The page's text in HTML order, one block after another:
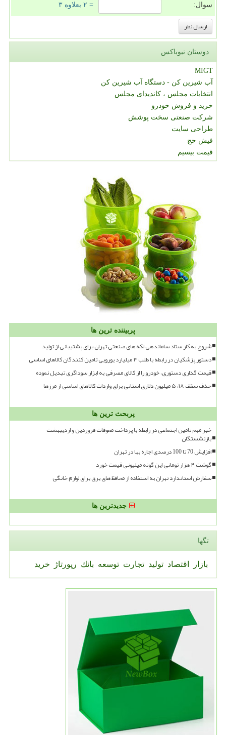
سوال: = ۲ بعلاوه ۳
دوستان نیوباکس
MIGT
آب شیرین کن - دستگاه آب شیرین کن
انتخابات مجلس ، کاندیدای مجلس
خرید و فروش خودرو
شرکت صنعتی سخت پوشش
طراحی سایت
فیش حج
قیمت بیسیم
پربیننده ترین ها
شروع به کار ستاد ساماندهی لکه های صنعتی تهران برای پشتیبانی از تولید
دستور پزشکیان در رابطه با طلب ۴ میلیارد یورویی تامین کنندگان کالاهای اساسی
قیمت گذاری دستوری، خودرو را از کالای مصرفی به ابزار سوداگری تبدیل نموده
حذف سقف ۱۸، ۵ میلیون دلاری استانی برای واردات کالاهای اساسی از مرزها
پربحث ترین ها
خبر مهم تامین اجتماعی در رابطه با پرداخت معوقات فروردین و اردیبهشت
بازنشستگان
افزایش 70 تا 100 درصدی اجاره بها در تهران
گوشت ۴ هزار تومانی این گونه میلیونی قیمت خورد
سفارش استاندارد تهران به استفاده از محافظ های برق برای لوازم خانگی
جدیدترین ها
تگها
بازار اقتصاد تولید تجارت توسعه بانك رپورتاژ خرید